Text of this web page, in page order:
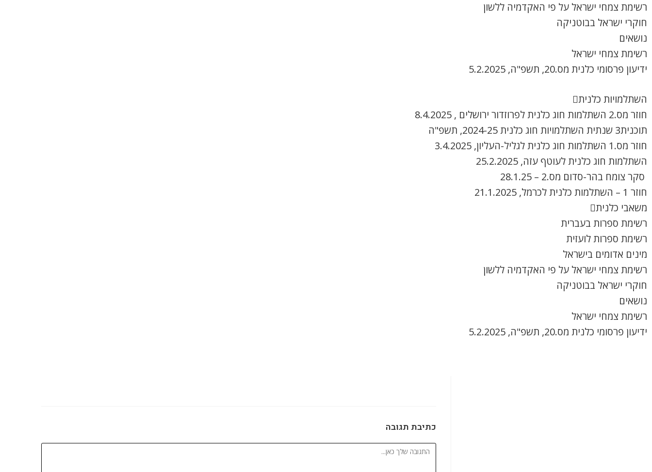
רשימת צמחי ישראל על פי האקדמיה ללשון
חוקרי ישראל בבוטניקה
נושאים
רשימת צמחי ישראל
ידיעון פרסומי כלנית מס.20, תשפ"ה, 5.2.2025
השתלמויות כלנית
חוזר מס.2 השתלמות חוג כלנית לפרוזדור ירושלים , 8.4.2025
תוכנית3 שנתית השתלמויות חוג כלנית 2024-25, תשפ"ה
חוזר מס.1 השתלמות חוג כלנית לגליל-העליון, 3.4.2025
השתלמות חוג כלנית לעוטף עזה, 25.2.2025
סקר צומח בהר-סדום מס.2 – 28.1.25
חוזר 1 – השתלמות כלנית לכרמל, 21.1.2025
משאבי כלנית
רשימת ספרות בעברית
רשימת ספרות לועזית
מינים אדומים בישראל
רשימת צמחי ישראל על פי האקדמיה ללשון
חוקרי ישראל בבוטניקה
נושאים
רשימת צמחי ישראל
ידיעון פרסומי כלנית מס.20, תשפ"ה, 5.2.2025
כתיבת תגובה